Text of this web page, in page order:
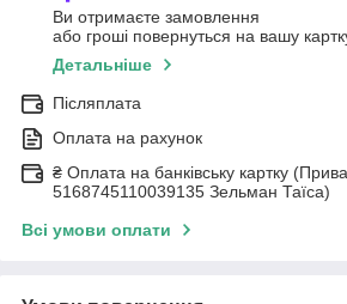
Ви отримаєте замовлення
або гроші повернуться на вашу
Детальніше
Післяплата
Оплата на рахунок
₴ Оплата на банківську картку
5168745110039135 Зельман Таїса)
Всі умови оплати